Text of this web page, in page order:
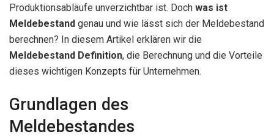
Produktionsabläufe unverzichtbar ist. Doch was ist
Meldebestand genau und wie lässt sich der Meldebestand
berechnen? In diesem Artikel erklären wir die
Meldebestand Definition, die Berechnung und die Vorteile
dieses wichtigen Konzepts für Unternehmen.
Grundlagen des
Meldebestandes